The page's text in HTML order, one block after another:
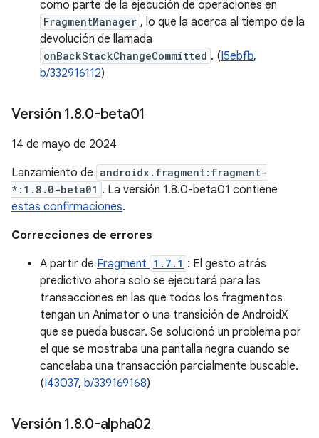
como parte de la ejecución de operaciones en
FragmentManager , lo que la acerca al tiempo de la
devolución de llamada
onBackStackChangeCommitted . (I5ebfb,
b/332916112)
Versión 1.8.0-beta01
14 de mayo de 2024
Lanzamiento de androidx.fragment:fragment-
*:1.8.0-beta01 . La versión 1.8.0-beta01 contiene
estas confirmaciones.
Correcciones de errores
A partir de Fragment 1.7.1 : El gesto atrás
predictivo ahora solo se ejecutará para las
transacciones en las que todos los fragmentos
tengan un Animator o una transición de AndroidX
que se pueda buscar. Se solucionó un problema por
el que se mostraba una pantalla negra cuando se
cancelaba una transacción parcialmente buscable.
(I43037, b/339169168)
Versión 1.8.0-alpha02